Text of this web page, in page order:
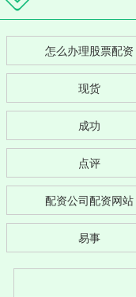
怎么办理股票配资
现货
成功
点评
配资公司配资网站
易事